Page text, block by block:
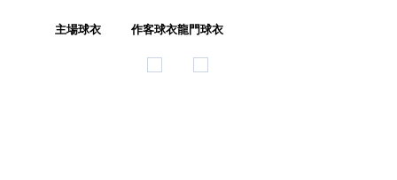
主場球衣 作客球衣龍門球衣